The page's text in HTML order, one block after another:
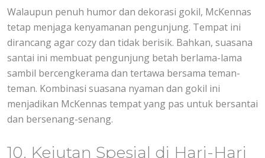
Walaupun penuh humor dan dekorasi gokil, McKennas
tetap menjaga kenyamanan pengunjung. Tempat ini
dirancang agar cozy dan tidak berisik. Bahkan, suasana
santai ini membuat pengunjung betah berlama-lama
sambil bercengkerama dan tertawa bersama teman-
teman. Kombinasi suasana nyaman dan gokil ini
menjadikan McKennas tempat yang pas untuk bersantai
dan bersenang-senang.
10. Kejutan Spesial di Hari-Hari